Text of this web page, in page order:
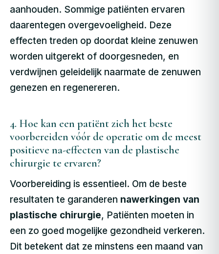
aanhouden. Sommige patiënten ervaren
daarentegen overgevoeligheid. Deze
effecten treden op doordat kleine zenuwen
worden uitgerekt of doorgesneden, en
verdwijnen geleidelijk naarmate de zenuwen
genezen en regenereren.
4. Hoe kan een patiënt zich het beste
voorbereiden vóór de operatie om de meest
positieve na-effecten van de plastische
chirurgie te ervaren?
Voorbereiding is essentieel. Om de beste
resultaten te garanderen nawerkingen van
plastische chirurgie, Patiënten moeten in
een zo goed mogelijke gezondheid verkeren.
Dit betekent dat ze minstens een maand van